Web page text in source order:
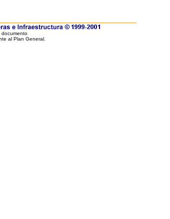
documento
al Plan General.